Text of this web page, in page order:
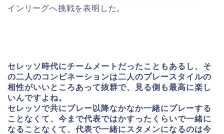
インリーグへ挑戦を表明した。
セレッソ時代にチームメートだったこともあるし、そ
の二人のコンビネーションは二人のプレースタイルの
相性がいいところあって抜群で、見る側も最高に楽し
いんですよね。
セレッソで共にプレー以降なかなか一緒にプレーする
ことなくて、今まで代表ではかすったくらいで一緒に
なることなくて、代表で一緒にスタメンになるのは今